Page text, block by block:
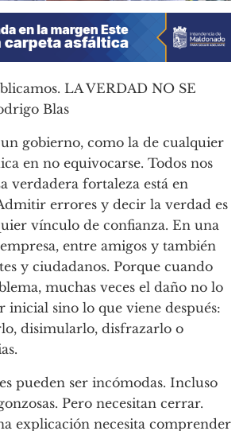
LA VERDAD NO SE
Blas
gobierno, como la de cualquier
en no equivocarse. Todos nos
verdadera fortaleza está en
errores y decir la verdad es
vínculo de confianza. En una
entre amigos y también
y ciudadanos. Porque cuando
muchas veces el daño no lo
inicial sino lo que viene después:
disimularlo, disfrazarlo o
pueden ser incómodas. Incluso
Pero necesitan cerrar.
explicación necesita comprender